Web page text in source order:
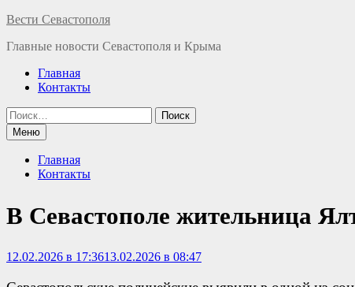
Перейти
содержимому
Вести Севастополя
Главные новости Севастополя и Крыма
Главная
Контакты
Найти:
Меню
Главная
Контакты
В Севастополе жительница
12.02.2026 в 17:3613.02.2026 в 08:47